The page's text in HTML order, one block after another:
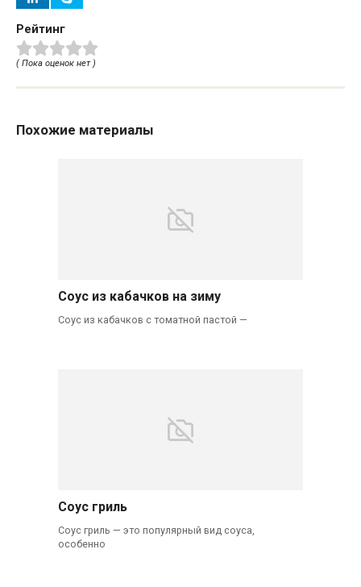
Рейтинг
( Пока оценок нет )
Похожие материалы
Соус из кабачков на зиму
Соус из кабачков с томатной пастой —
Соус гриль
Соус гриль — это популярный вид соуса,
особенно